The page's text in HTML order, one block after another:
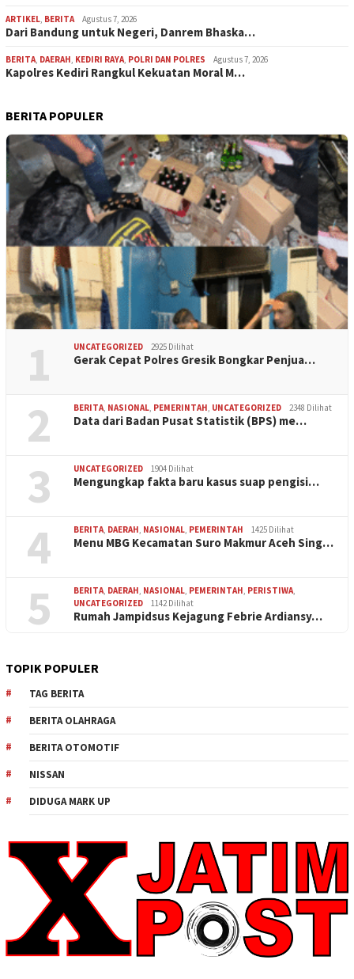
ARTIKEL, BERITA Agustus 7, 2026
Dari Bandung untuk Negeri, Danrem Bhaska…
BERITA, DAERAH, KEDIRI RAYA, POLRI DAN POLRES Agustus 7, 2026
Kapolres Kediri Rangkul Kekuatan Moral M…
BERITA POPULER
1 UNCATEGORIZED 2925 Dilihat
Gerak Cepat Polres Gresik Bongkar Penjua…
2 BERITA, NASIONAL, PEMERINTAH, UNCATEGORIZED 2348 Dilihat
Data dari Badan Pusat Statistik (BPS) me…
3 UNCATEGORIZED 1904 Dilihat
Mengungkap fakta baru kasus suap pengisi…
4 BERITA, DAERAH, NASIONAL, PEMERINTAH 1425 Dilihat
Menu MBG Kecamatan Suro Makmur Aceh Sing…
5 BERITA, DAERAH, NASIONAL, PEMERINTAH, PERISTIWA,
UNCATEGORIZED
1142 Dilihat
Rumah Jampidsus Kejagung Febrie Ardiansy…
TOPIK POPULER
TAG BERITA
BERITA OLAHRAGA
BERITA OTOMOTIF
NISSAN
DIDUGA MARK UP